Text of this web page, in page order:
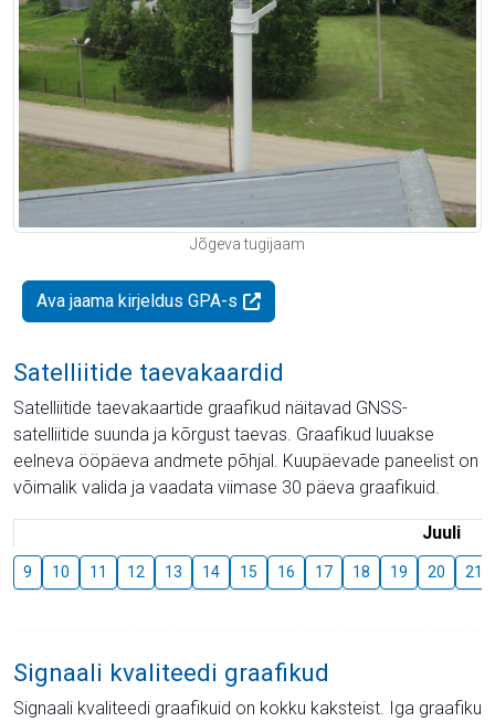
Jõgeva tugijaam
Ava jaama kirjeldus GPA-s
Satelliitide taevakaardid
Satelliitide taevakaartide graafikud näitavad GNSS-
satelliitide suunda ja kõrgust taevas. Graafikud luuakse
eelneva ööpäeva andmete põhjal. Kuupäevade paneelist on
võimalik valida ja vaadata viimase 30 päeva graafikuid.
Juuli
9 10 11 12 13 14 15 16 17 18 19 20 21
Signaali kvaliteedi graafikud
Signaali kvaliteedi graafikuid on kokku kaksteist. Iga graafiku